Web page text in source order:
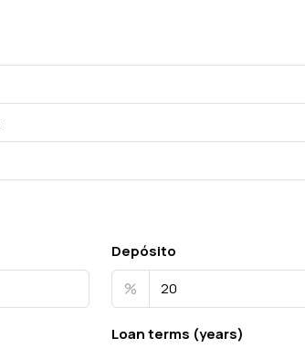
Depósito
%
Loan terms (years)